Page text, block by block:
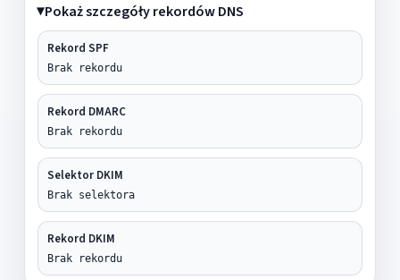
Pokaż szczegóły rekordów DNS
Rekord SPF
Brak rekordu
Rekord DMARC
Brak rekordu
Selektor DKIM
Brak selektora
Rekord DKIM
Brak rekordu